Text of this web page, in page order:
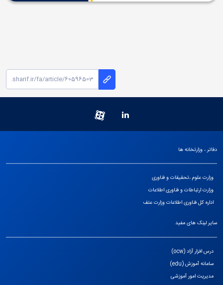
دفاتر ، وزارتخانه ها
وزارت علوم ،تحقیقات و فناوری
وزارت ارتباطات و فناوری اطلاعات
اداره کل فناوری اطلاعات وزارت عتف
سایر لینک های مفید
درس افزار آزاد (ocw)
سامانه آموزش (edu)
مدیریت امور آموزشی